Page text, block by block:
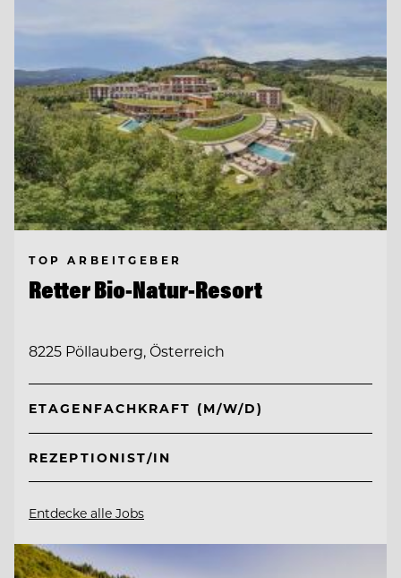
TOP ARBEITGEBER
Retter Bio-Natur-Resort
8225 Pöllauberg, Österreich
ETAGENFACHKRAFT (M/W/D)
REZEPTIONIST/IN
Entdecke alle Jobs